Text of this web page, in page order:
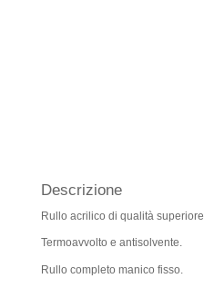
Descrizione
Rullo acrilico di qualità superiore.
Termoavvolto e antisolvente.
Rullo completo manico fisso.